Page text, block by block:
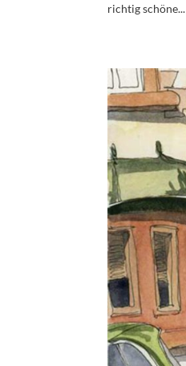
richtig schöne...